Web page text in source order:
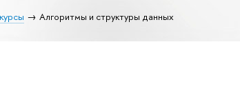
Алгоритмы и структуры данных